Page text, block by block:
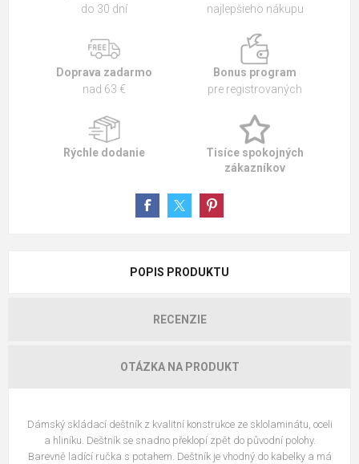
do 30 dní
najlepšieho nákupu
Doprava zadarmo
nad 63 €
Bonus program
pre registrovaných
Rýchle dodanie
Tisíce spokojných
zákazníkov
POPIS PRODUKTU
RECENZIE
OTÁZKA NA PRODUKT
Dámský skládací deštník z kvalitní konstrukce ze sklolaminátu, oceli
a hliníku. Deštník se snadno překlopí zpět do původní polohy.
Barevně ladící ručka s potahem. Deštník je vhodný do kabelky a má